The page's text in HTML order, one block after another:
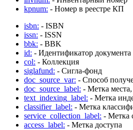
kpnum: - Номер в реестре КП
isbn: - ISBN
issn: - ISSN
bbk: - BBK
id: - Идентификатор документа
col: - Коллекция
siglafund: - Сигла-фонд
doc_source_var: - Способ
doc_source_label: - Метка
text_indexing_label: - Метка
classifier_label: - Метка
service_collection_label: - Метка
access_label: - Метка доступа